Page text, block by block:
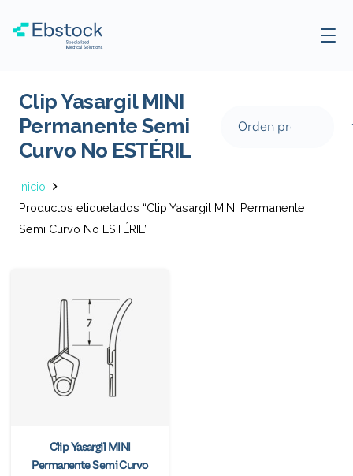
Clip Yasargil MINI
Permanente Semi
Curvo No ESTÉRIL
Inicio
Productos etiquetados “Clip Yasargil MINI Permanente
Semi Curvo No ESTÉRIL”
Clip Yasargil MINI
Permanente Semi Curvo